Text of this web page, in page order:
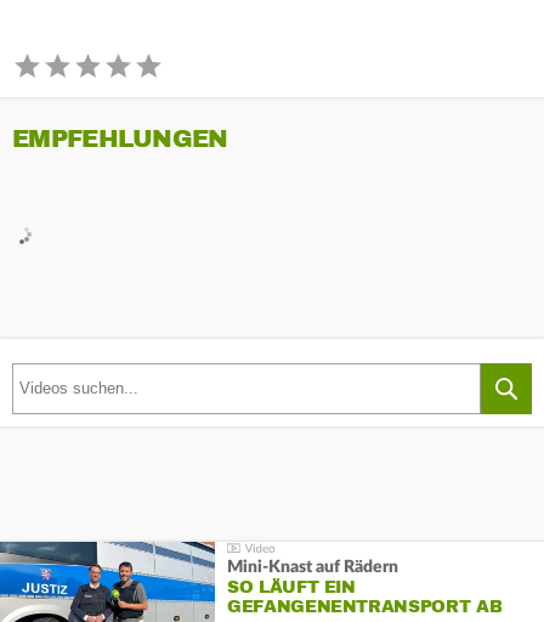
EMPFEHLUNGEN
Mini-Knast auf Rädern
SO LÄUFT EIN
GEFANGENENTRANSPORT AB